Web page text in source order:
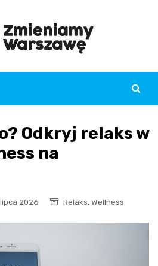
Odkryj relaks w
na
2026 Relaks, Wellness